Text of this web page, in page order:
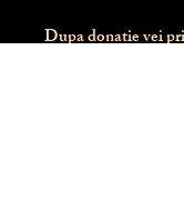
Dupa donatie vei